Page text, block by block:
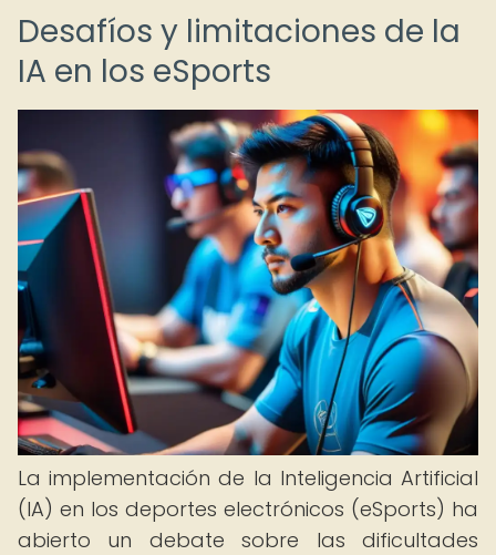
Desafíos y limitaciones de la
IA en los eSports
La implementación de la Inteligencia Artificial
(IA) en los deportes electrónicos (eSports) ha
abierto un debate sobre las dificultades